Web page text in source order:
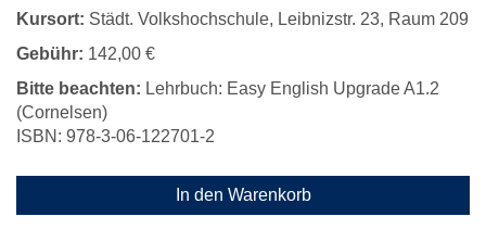
Kursort: Städt. Volkshochschule, Leibnizstr. 23, Raum 209
Gebühr: 142,00 €
Bitte beachten: Lehrbuch: Easy English Upgrade A1.2
(Cornelsen)
ISBN: 978-3-06-122701-2
In den Warenkorb